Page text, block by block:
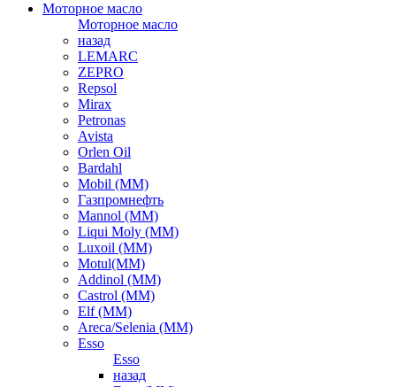
Моторное масло
Моторное масло
назад
LEMARC
ZEPRO
Repsol
Mirax
Petronas
Avista
Orlen Oil
Bardahl
Mobil (ММ)
Газпромнефть
Mannol (ММ)
Liqui Moly (ММ)
Luxoil (ММ)
Motul(ММ)
Addinol (ММ)
Castrol (ММ)
Elf (ММ)
Areca/Selenia (ММ)
Esso
Esso
назад